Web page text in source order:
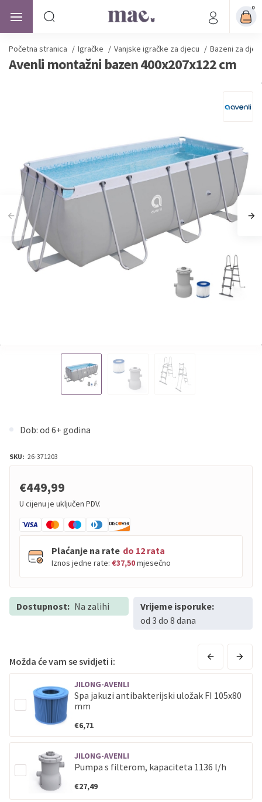
0
Početna stranica / Igračke / Vanjske igračke za djecu / Bazeni za
Avenli montažni bazen 400x207x122 cm
Dob: od 6+ godina
SKU: 26-371203
€449,99
U cijenu je uključen PDV.
Plaćanje na rate do 12 rata
Iznos jedne rate: €37,50mjesečno
PBZ do12
Visa Premium
do12
Erste
Master do12rata
Erste
Visa
Sve banke
Sve banke
Master
Jednokratno
Sve banke
Maestro
ECC
Discover Jednokratno
Dostupnost: Na zalihi
Vrijeme isporuke:
od 3 do 8 dana
Možda će vam se svidjeti i:
JILONG-AVENLI
Spa jakuzi antibakterijski uložak FI 105x80
mm
€6,71
JILONG-AVENLI
Pumpa s filterom, kapaciteta 1136 l/h
€27,49